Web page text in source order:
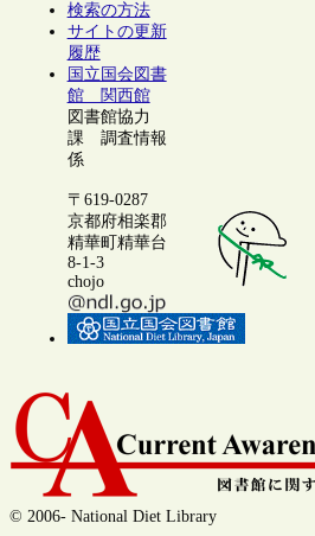
検索の方法
サイトの更新
履歴
国立国会図書
館 関西館
図書館協力
課 調査情報
係
〒619-0287
京都府相楽郡
精華町精華台
8-1-3
chojo
© 2006- National Diet Library